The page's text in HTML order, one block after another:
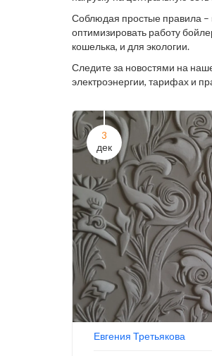
Соблюдая простые правила –
оптимизировать работу
кошелька, и для экологии.
Следите за новостями на
электроэнергии, тарифах и
3
дек
Евгения Третьякова